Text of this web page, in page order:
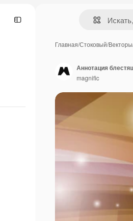
Главная/Стоковый/Векторы
Аннотация
magnific